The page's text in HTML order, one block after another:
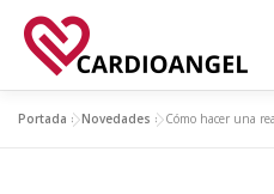
contenido
Portada »Novedades »Cómo hacer una